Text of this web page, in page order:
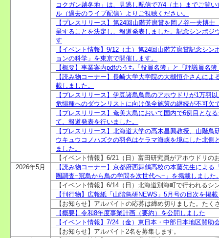
コクガン越冬地」は、見逃し配信で7/4（土）までご覧
ル（過去のライブ配信）よりご視聴ください。
【プレスリリース】第24回山階芳麿賞を岡ノ谷一夫博
呈することを決定し、報道発表しました。記念シンポ
す
【イベント情報】9/12（土）第24回山階芳麿賞記念シ
ョンの科学」を東京で開催します。
【概要】事業案内pdfのうち「役員名簿」と「評議員名
【読み物コーナー】長崎大学大学院の大槻恒介さんに
載しました。
【プレスリリース】伊豆諸島鳥島のアホウドリが1万羽
危惧種へのダウンリストに向け保全施策の継続が不可欠
【プレスリリース】奄美大島において国内で6例目とな
て、報道発表を行いました。
【プレスリリース】北海道大学の髙木昌興教授、山階
ウキュウコノハズクの羽色はケラマ海峡を境にした北
ました。
【イベント情報】6/21（日）富田研究員がアホウドリの
2026年5月
【読み物コーナー】京都府西舞鶴高校の本藤先生によ
圏調査−冠島から鳥の学問を次世代へ−」を掲載しました
【イベント情報】6/14（日）北海道別海町で行われる
【刊行物】広報紙「山階鳥研NEWS」5月号の目次を掲
【お知らせ】アルバイトの応募は締め切りました。た
【概要】令和8年度事業計画（要約）を公開しました
【イベント情報】7/24（金）東日本・中部日本地区賛助
【お知らせ】アルバイト2名を募集します。